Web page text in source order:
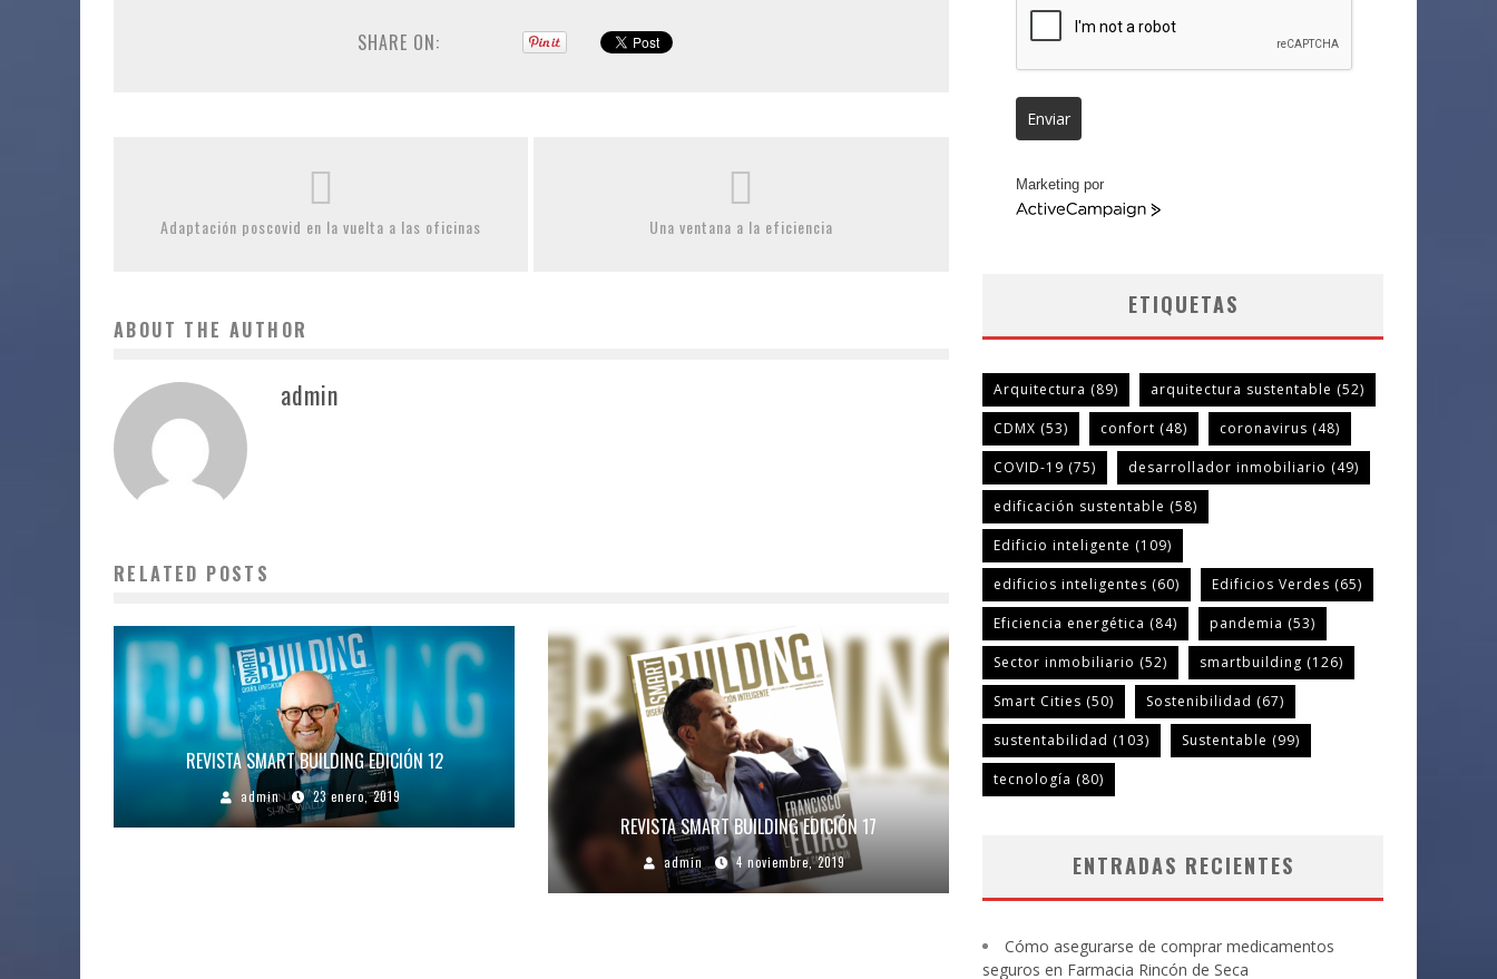
SHARE ON:
Adaptación poscovid en la vuelta a las oficinas Una ventana a la eficiencia
ABOUT THE AUTHOR
admin
RELATED POSTS
REVISTA SMART BUILDING EDICIÓN 12
admin 23 enero, 2019
REVISTA SMART BUILDING EDICIÓN 17
admin 4 noviembre, 2019
Enviar
Marketing por
ActiveCampaign
ETIQUETAS
Arquitectura (89) arquitectura sustentable (52)
CDMX (53) confort (48) coronavirus (48)
COVID-19 (75) desarrollador inmobiliario (49)
edificación sustentable (58)
Edificio inteligente (109)
edificios inteligentes (60) Edificios Verdes (65)
Eficiencia energética (84) pandemia (53)
Sector inmobiliario (52) smartbuilding (126)
Smart Cities (50) Sostenibilidad (67)
sustentabilidad (103) Sustentable (99)
tecnología (80)
ENTRADAS RECIENTES
Cómo asegurarse de comprar medicamentos
seguros en Farmacia Rincón de Seca